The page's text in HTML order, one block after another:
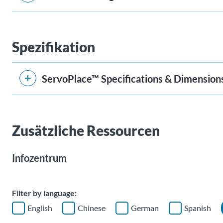
Spezifikation
ServoPlace™ Specifications &
Zusätzliche Ressourcen
Infozentrum
Filter by language:
English
Chinese German Spanish